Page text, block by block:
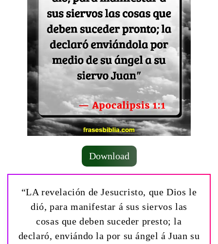
Download
“LA revelación de Jesucristo, que Dios le
dió, para manifestar á sus siervos las
cosas que deben suceder presto; la
declaró, enviándo la por su ángel á Juan su